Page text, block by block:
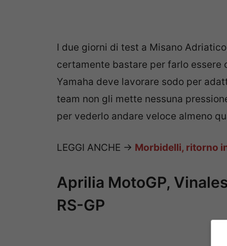
I due giorni di test a Misano
certamente bastare per farlo essere
Yamaha deve lavorare sodo per
team non gli mette nessuna
per vederlo andare veloce almeno
LEGGI ANCHE -> Morbidelli, ritorno
Aprilia MotoGP,
RS-GP